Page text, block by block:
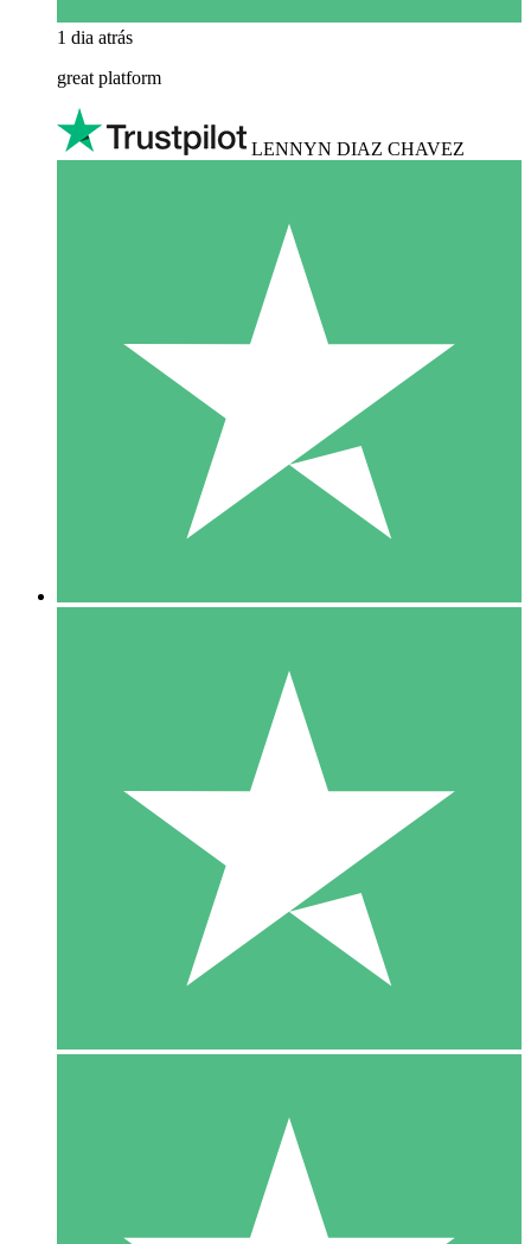
1 dia atrás
great platform
LENNYN DIAZ CHAVEZ